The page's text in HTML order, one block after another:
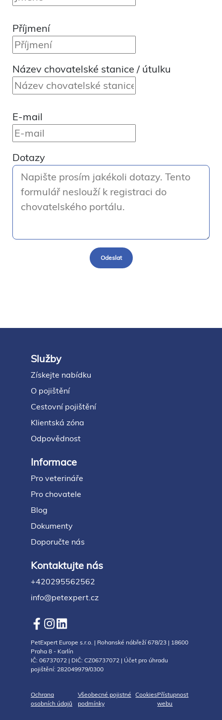
Příjmení
Název chovatelské stanice / útulku
E-mail
Dotazy
Odeslat
Footer
Služby
Získejte nabídku
O pojištění
Cestovní pojištění
Klientská zóna
Odpovědnost
Informace
Pro veterináře
Pro chovatele
Blog
Dokumenty
Doporučte nás
Kontaktujte nás
+420295562562
info@petexpert.cz
PetExpert Europe s.r.o. | Rohanské nábřeží 678/23 | 18600
Praha 8 - Karlín
IČ: 06737072 | DIČ: CZ06737072 | Účet pro úhradu
pojištění: 282049979/0300
Ochrana
osobních údajů
Všeobecné pojistné
podmínky
CookiesPřístupnost
webu